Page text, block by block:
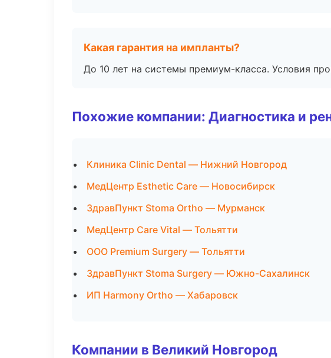
Какая гарантия на импланты?
До 10 лет на системы премиум-класса. Условия
Похожие компании: Диагностика и
Клиника Clinic Dental — Нижний Новгород
МедЦентр Esthetic Care — Новосибирск
ЗдравПункт Stoma Ortho — Мурманск
МедЦентр Care Vital — Тольятти
ООО Premium Surgery — Тольятти
ЗдравПункт Stoma Surgery — Южно-Сахалинск
ИП Harmony Ortho — Хабаровск
Компании в Великий Новгород